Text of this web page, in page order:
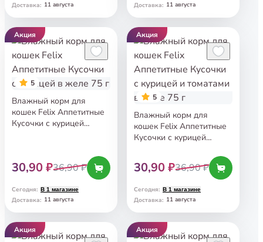
Доставка: 11 августа Доставка: 11 августа
Акция
5
Влажный корм для
кошек Felix Аппетитные
Кусочки с курицей
30,90 ₽36,90 ₽
Сегодня: В 1 магазине
Доставка: 11 августа
Акция
5
Влажный корм для
кошек Felix Аппетитные
Кусочки с курицей
30,90 ₽36,90 ₽
Сегодня: В 1 магазине
Доставка: 11 августа
Акция Акция